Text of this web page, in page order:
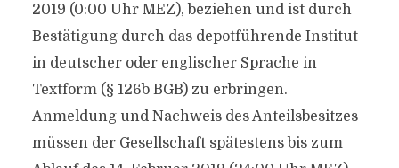
2019 (0:00 Uhr MEZ), beziehen und ist durch
Bestätigung durch das depotführende Institut
in deutscher oder englischer Sprache in
Textform (§ 126b BGB) zu erbringen.
Anmeldung und Nachweis des Anteilsbesitzes
müssen der Gesellschaft spätestens bis zum